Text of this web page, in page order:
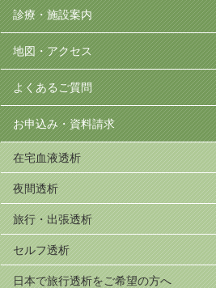
診療・施設案内
地図・アクセス
よくあるご質問
お申込み・資料請求
在宅血液透析
夜間透析
旅行・出張透析
セルフ透析
日本で旅行透析をご希望の方へ